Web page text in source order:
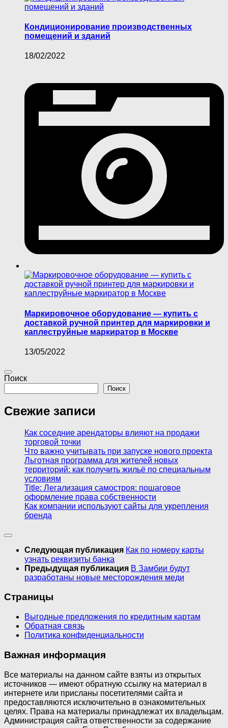
Кондиционирование производственных
помещений и зданий
18/02/2022
Маркировочное оборудование — купить с
доставкой ручной принтер для маркировки и
каплеструйные маркиратор в Москве
13/05/2022
Поиск
Поиск
Свежие записи
Как соседние арендаторы влияют на продажи
торговой точки
Что важно учитывать при запуске нового проекта
Льготная программа для жителей новых
территорий: как получить жильё по специальным
условиям
Title: Легализация самостроя: пошаговое
оформление права собственности
Как компании используют сайты для укрепления
бренда
Следующая публикация Как по номеру карты
узнать реквизиты банка
Предыдущая публикация В Замбии будут
разработаны новые месторождения меди
Страницы
Выгодные предложения по кредитным картам
Обратная связь
Политика конфиденциальности
Важная информация
Все материалы на данном сайте взяты из открытых
источников — имеют обратную ссылку на материал в
интернете или присланы посетителями сайта и
предоставляются исключительно в ознакомительных
целях. Права на материалы принадлежат их владельцам.
Администрация сайта ответственности за содержание